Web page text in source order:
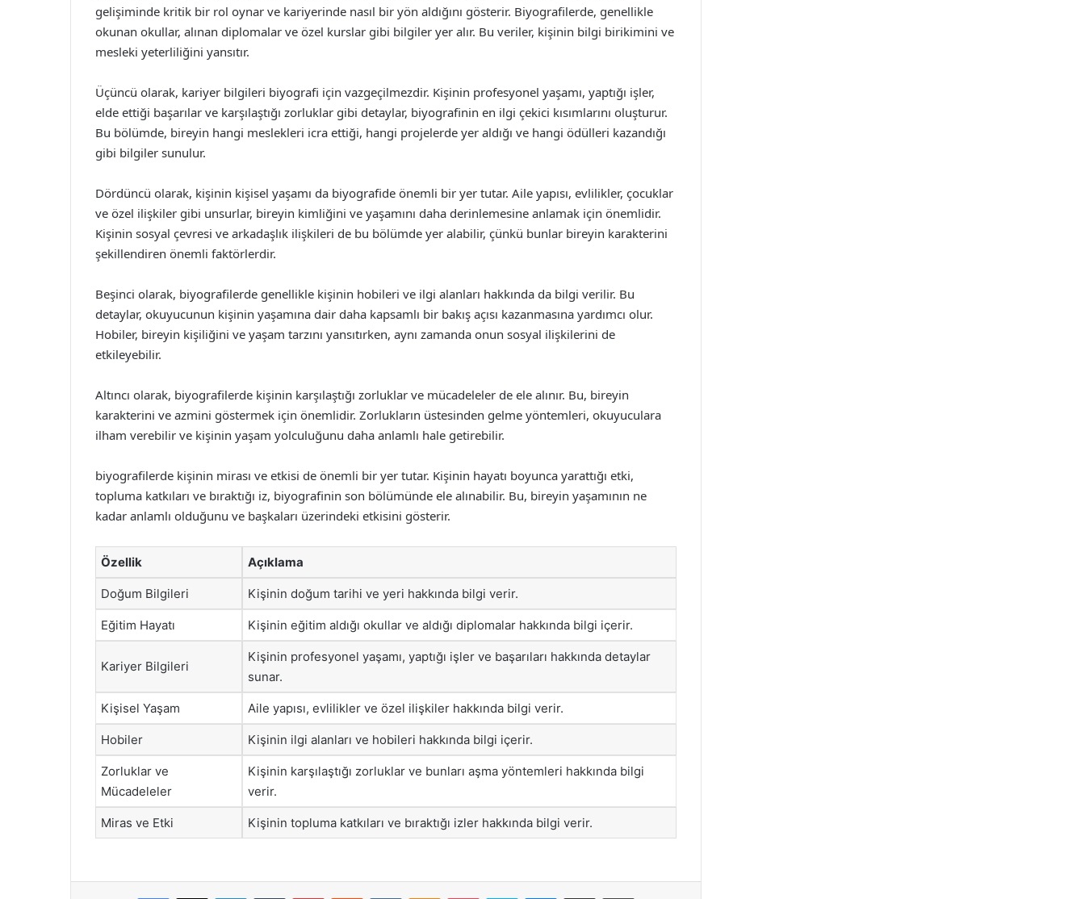
gelişiminde kritik bir rol oynar ve kariyerinde nasıl bir yön aldığını gösterir. Biyografilerde, genellikle
okunan okullar, alınan diplomalar ve özel kurslar gibi bilgiler yer alır. Bu veriler, kişinin bilgi birikimini ve
mesleki yeterliliğini yansıtır.
Üçüncü olarak, kariyer bilgileri biyografi için vazgeçilmezdir. Kişinin profesyonel yaşamı, yaptığı işler,
elde ettiği başarılar ve karşılaştığı zorluklar gibi detaylar, biyografinin en ilgi çekici kısımlarını oluşturur.
Bu bölümde, bireyin hangi meslekleri icra ettiği, hangi projelerde yer aldığı ve hangi ödülleri kazandığı
gibi bilgiler sunulur.
Dördüncü olarak, kişinin kişisel yaşamı da biyografide önemli bir yer tutar. Aile yapısı, evlilikler, çocuklar
ve özel ilişkiler gibi unsurlar, bireyin kimliğini ve yaşamını daha derinlemesine anlamak için önemlidir.
Kişinin sosyal çevresi ve arkadaşlık ilişkileri de bu bölümde yer alabilir, çünkü bunlar bireyin karakterini
şekillendiren önemli faktörlerdir.
Beşinci olarak, biyografilerde genellikle kişinin hobileri ve ilgi alanları hakkında da bilgi verilir. Bu
detaylar, okuyucunun kişinin yaşamına dair daha kapsamlı bir bakış açısı kazanmasına yardımcı olur.
Hobiler, bireyin kişiliğini ve yaşam tarzını yansıtırken, aynı zamanda onun sosyal ilişkilerini de
etkileyebilir.
Altıncı olarak, biyografilerde kişinin karşılaştığı zorluklar ve mücadeleler de ele alınır. Bu, bireyin
karakterini ve azmini göstermek için önemlidir. Zorlukların üstesinden gelme yöntemleri, okuyuculara
ilham verebilir ve kişinin yaşam yolculuğunu daha anlamlı hale getirebilir.
biyografilerde kişinin mirası ve etkisi de önemli bir yer tutar. Kişinin hayatı boyunca yarattığı etki,
topluma katkıları ve bıraktığı iz, biyografinin son bölümünde ele alınabilir. Bu, bireyin yaşamının ne
kadar anlamlı olduğunu ve başkaları üzerindeki etkisini gösterir.
Özellik Açıklama
Doğum Bilgileri Kişinin doğum tarihi ve yeri hakkında bilgi verir.
Eğitim Hayatı Kişinin eğitim aldığı okullar ve aldığı diplomalar hakkında bilgi içerir.
Kariyer Bilgileri
Kişinin profesyonel yaşamı, yaptığı işler ve başarıları hakkında detaylar
sunar.
Kişisel Yaşam Aile yapısı, evlilikler ve özel ilişkiler hakkında bilgi verir.
Hobiler Kişinin ilgi alanları ve hobileri hakkında bilgi içerir.
Zorluklar ve
Mücadeleler
Kişinin karşılaştığı zorluklar ve bunları aşma yöntemleri hakkında bilgi
verir.
Miras ve Etki Kişinin topluma katkıları ve bıraktığı izler hakkında bilgi verir.